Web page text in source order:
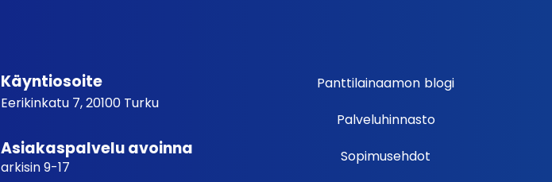
Käyntiosoite
Eerikinkatu 7, 20100 Turku
Asiakaspalvelu avoinna
arkisin 9-17
Panttilainaamon blogi
Palveluhinnasto
Sopimusehdot